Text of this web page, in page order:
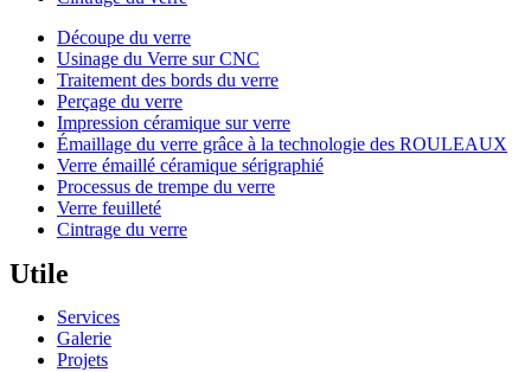
Découpe du verre
Usinage du Verre sur CNC
Traitement des bords du verre
Perçage du verre
Impression céramique sur verre
Émaillage du verre grâce à la technologie des ROULEAUX
Verre émaillé céramique sérigraphié
Processus de trempe du verre
Verre feuilleté
Cintrage du verre
Utile
Services
Galerie
Projets